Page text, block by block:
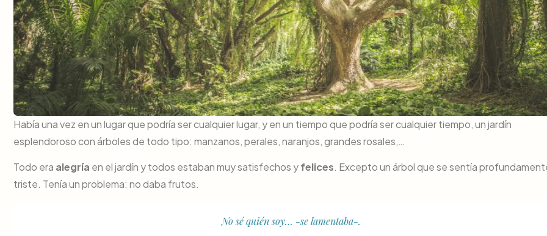
Había una vez en un lugar que podría ser cualquier lugar, y en un tiempo que podría ser cualquier tiempo, un jardín
esplendoroso con árboles de todo tipo: manzanos, perales, naranjos, grandes rosales,…
Todo era alegría en el jardín y todos estaban muy satisfechos yfelices. Excepto un árbol que se sentía
triste. Tenía un problema: no daba frutos.
No sé quién soy… -se lamentaba-.